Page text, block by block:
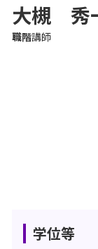
大槻 秀
職階講師
学位等